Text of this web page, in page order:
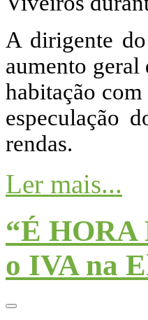
A dirigente
aumento
habitação
especulação
rendas.
Ler mais...
“É
o IVA na